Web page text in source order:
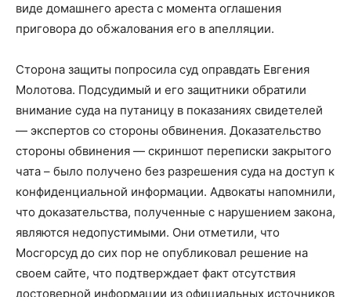
виде домашнего ареста с момента оглашения
приговора до обжалования его в апелляции.
Сторона защиты попросила суд оправдать Евгения
Молотова. Подсудимый и его защитники обратили
внимание суда на путаницу в показаниях свидетелей
— экспертов со стороны обвинения. Доказательство
стороны обвинения — скриншот переписки закрытого
чата – было получено без разрешения суда на доступ к
конфиденциальной информации. Адвокаты напомнили,
что доказательства, полученные с нарушением закона,
являются недопустимыми. Они отметили, что
Мосгорсуд до сих пор не опубликовал решение на
своем сайте, что подтверждает факт отсутствия
достоверной информации из официальных источников